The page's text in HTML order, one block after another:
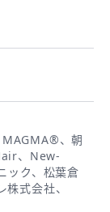
、朝
、New-
ック、松葉倉
式会社、